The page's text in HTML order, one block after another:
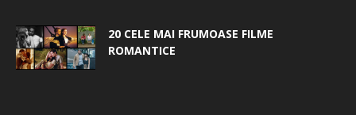
20 CELE MAI FRUMOASE FILME
ROMANTICE